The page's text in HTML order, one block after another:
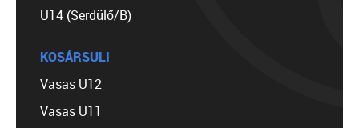
U14 (Serdülő/B)
KOSÁRSULI
Vasas U12
Vasas U11